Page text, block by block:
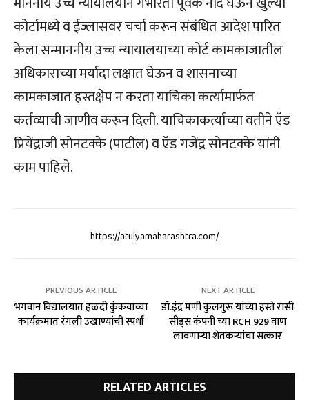
कोर्टामध्ये व ईज्लासवर चर्चा करून संबंधित आदेश पारित
केला सन्माननीय उच्च न्यायालयाच्या कोर्ट कामकाजातील
अधिकाराच्या मर्यादा लक्षात घेऊन व शासनाच्या
कामकाजात हस्तक्षेप न करता याचिका कर्त्यामार्फत
कर्तव्याची जाणीव करून दिली. याचिकाकर्त्याच्या वतीने ऍड
प्रियेंद्राजी सोनटक्के (पाटील) व ऍड गजेंद्र सोनटक्के यांनी
काम पाहिले.
https://atulyamaharashtra.com/
PREVIOUS ARTICLE
भगवान विद्यालयात हळदी कुंकवाच्या
कार्यक्रमात रंगली उखाण्यांची स्पर्धा
NEXT ARTICLE
डॉ.इंद्र मणी कुलगुरू यांच्या हस्ते रासी
सीड्स कंपनी च्या RCH 929 वाण
लावणाऱ्या शेतकऱ्यांचा सत्कार
RELATED ARTICLES